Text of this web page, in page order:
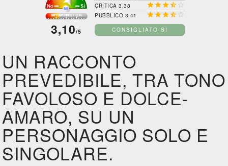
3,10/5
CRITICA 3,38  
PUBBLICO 3,41  
CONSIGLIATO SÌ
UN RACCONTO
PREVEDIBILE, TRA TONO
FAVOLOSO E DOLCE-
AMARO, SU UN
PERSONAGGIO SOLO E
SINGOLARE.